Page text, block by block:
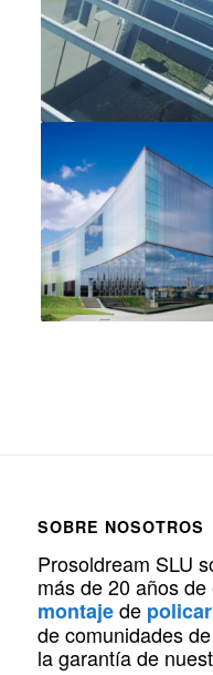
SOBRE NOSOTROS
Prosoldream SLU
más de 20 años
montajede
de comunidades
la garantía de